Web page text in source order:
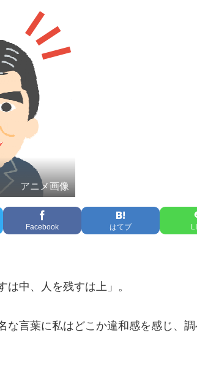
アニメ画像
Facebook はてブ
は中、人を残すは上」。
な言葉に私はどこか違和感を感じ、